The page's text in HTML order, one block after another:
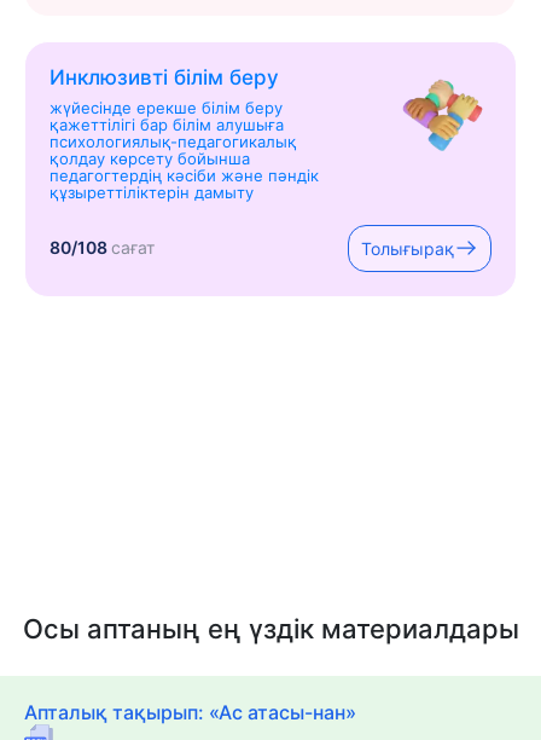
Инклюзивті білім беру
жүйесінде ерекше білім беру
қажеттілігі бар білім алушыға
психологиялық-педагогикалық
қолдау көрсету бойынша
педагогтердің кәсіби және пәндік
құзыреттіліктерін дамыту
80/108сағат Толығырақ
Осы аптаның ең үздік материалдары
Апталық тақырып: «Ас атасы-нан»